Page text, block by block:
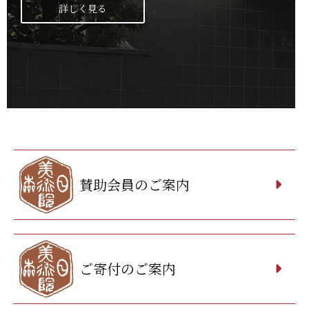
詳しく見る
賛助会員のご案内
ご寄付のご案内